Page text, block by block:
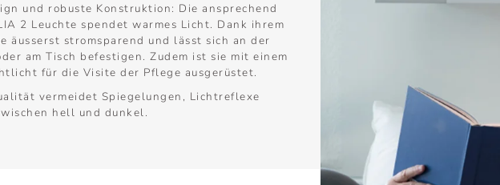
und robuste Konstruktion: Die ansprechend
2 Leuchte spendet warmes Licht. Dank ihrem
äusserst stromsparend und lässt sich an der
am Tisch befestigen. Zudem ist sie mit einem
für die Visite der Pflege ausgerüstet.
vermeidet Spiegelungen, Lichtreflexe
hell und dunkel.